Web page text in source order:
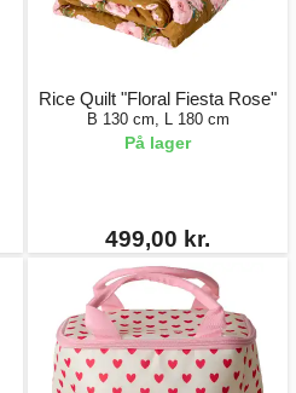
Rice Quilt "Floral Fiesta Rose"
B 130 cm, L 180 cm
På lager
499,00 kr.